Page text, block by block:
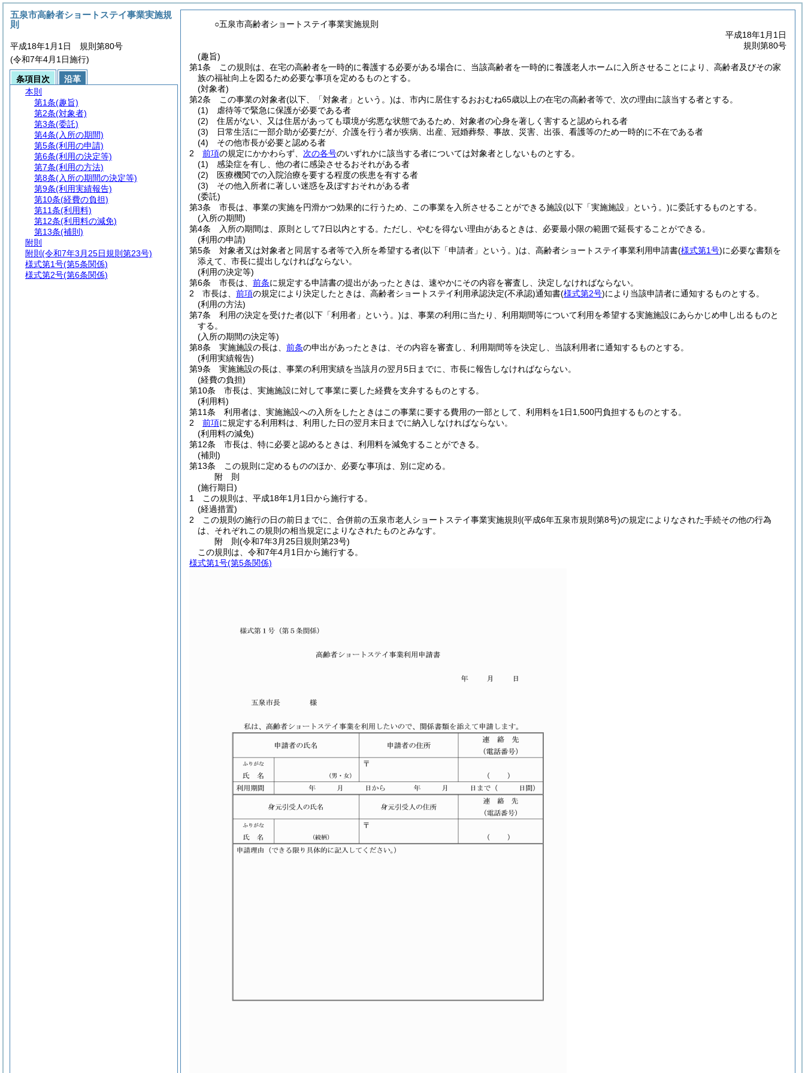
○五泉市高齢者ショートステイ事業実施規則
平成18年1月1日
規則第80号
(趣旨)
第1条
この規則は、在宅の高齢者を一時的に養護する必要がある場合に、当該高齢者を一時的に養護老人ホームに入所させることにより、高齢者及びその家
族の福祉向上を図るため必要な事項を定めるものとする。
(対象者)
第2条
この事業の対象者(以下、「対象者」という。)は、市内に居住するおおむね65歳以上の在宅の高齢者等で、次の理由に該当する者とする。
(1)
虐待等で緊急に保護が必要である者
(2)
住居がない、又は住居があっても環境が劣悪な状態であるため、対象者の心身を著しく害すると認められる者
(3)
日常生活に一部介助が必要だが、介護を行う者が疾病、出産、冠婚葬祭、事故、災害、出張、看護等のため一時的に不在である者
(4)
その他市長が必要と認める者
2
前項の規定にかかわらず、 次の各号のいずれかに該当する者については対象者としないものとする。
(1)
感染症を有し、他の者に感染させるおそれがある者
(2)
医療機関での入院治療を要する程度の疾患を有する者
(3)
その他入所者に著しい迷惑を及ぼすおそれがある者
(委託)
第3条
市長は、事業の実施を円滑かつ効果的に行うため、この事業を入所させることができる施設(以下「実施施設」という。)に委託するものとする。
(入所の期間)
第4条
入所の期間は、原則として7日以内とする。 ただし、やむを得ない理由があるときは、必要最小限の範囲で延長することができる。
(利用の申請)
第5条
対象者又は対象者と同居する者等で入所を希望する者(以下「申請者」という。)は、高齢者ショートステイ事業利用申請書(様式第1号)に必要な書類を
添えて、市長に提出しなければならない。
(利用の決定等)
第6条
市長は、 前条に規定する申請書の提出があったときは、速やかにその内容を審査し、決定しなければならない。
2
市長は、 前項の規定により決定したときは、高齢者ショートステイ利用承認決定(不承認)通知書(様式第2号)により当該申請者に通知するものとする。
(利用の方法)
第7条
利用の決定を受けた者(以下「利用者」という。)は、事業の利用に当たり、利用期間等について利用を希望する実施施設にあらかじめ申し出るものと
する。
(入所の期間の決定等)
第8条
実施施設の長は、 前条の申出があったときは、その内容を審査し、利用期間等を決定し、当該利用者に通知するものとする。
(利用実績報告)
第9条
実施施設の長は、事業の利用実績を当該月の翌月5日までに、市長に報告しなければならない。
(経費の負担)
第10条
市長は、実施施設に対して事業に要した経費を支弁するものとする。
(利用料)
第11条
利用者は、実施施設への入所をしたときはこの事業に要する費用の一部として、利用料を1日1,500円負担するものとする。
2
前項に規定する利用料は、利用した日の翌月末日までに納入しなければならない。
(利用料の減免)
第12条
市長は、特に必要と認めるときは、利用料を減免することができる。
(補則)
第13条
この規則に定めるもののほか、必要な事項は、別に定める。
附 則
(施行期日)
1
この規則は、平成18年1月1日から施行する。
(経過措置)
2
この規則の施行の日の前日までに、合併前の五泉市老人ショートステイ事業実施規則 (平成6年五泉市規則第8号)の規定によりなされた手続その他の行為
は、それぞれこの規則の相当規定によりなされたものとみなす。
附 則(令和7年3月25日規則第23号)
この規則は、令和7年4月1日から施行する。
様式第1号(第5条関係)
五泉市高齢者ショートステイ事業実施規
則
平成18年1月1日 規則第80号
(令和7年4月1日施行)
条項目次
沿革
本則
第1条(趣旨)
第2条(対象者)
第3条(委託)
第4条(入所の期間)
第5条(利用の申請)
第6条(利用の決定等)
第7条(利用の方法)
第8条(入所の期間の決定等)
第9条(利用実績報告)
第10条(経費の負担)
第11条(利用料)
第12条(利用料の減免)
第13条(補則)
附則
附則 (令和7年3月25日規則第23号)
様式第1号(第5条関係)
様式第2号(第6条関係)